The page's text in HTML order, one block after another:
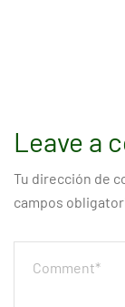
Leave a
Tu dirección de
campos